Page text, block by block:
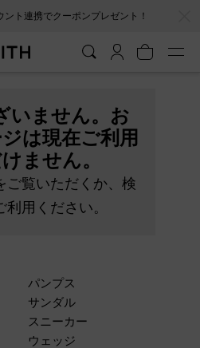
ント連携でクーポンプレゼント！
いません。お
は現在ご利用
ません。
ご覧いただくか、検
用ください。
パンプス
サンダル
スニーカー
ウェッジ